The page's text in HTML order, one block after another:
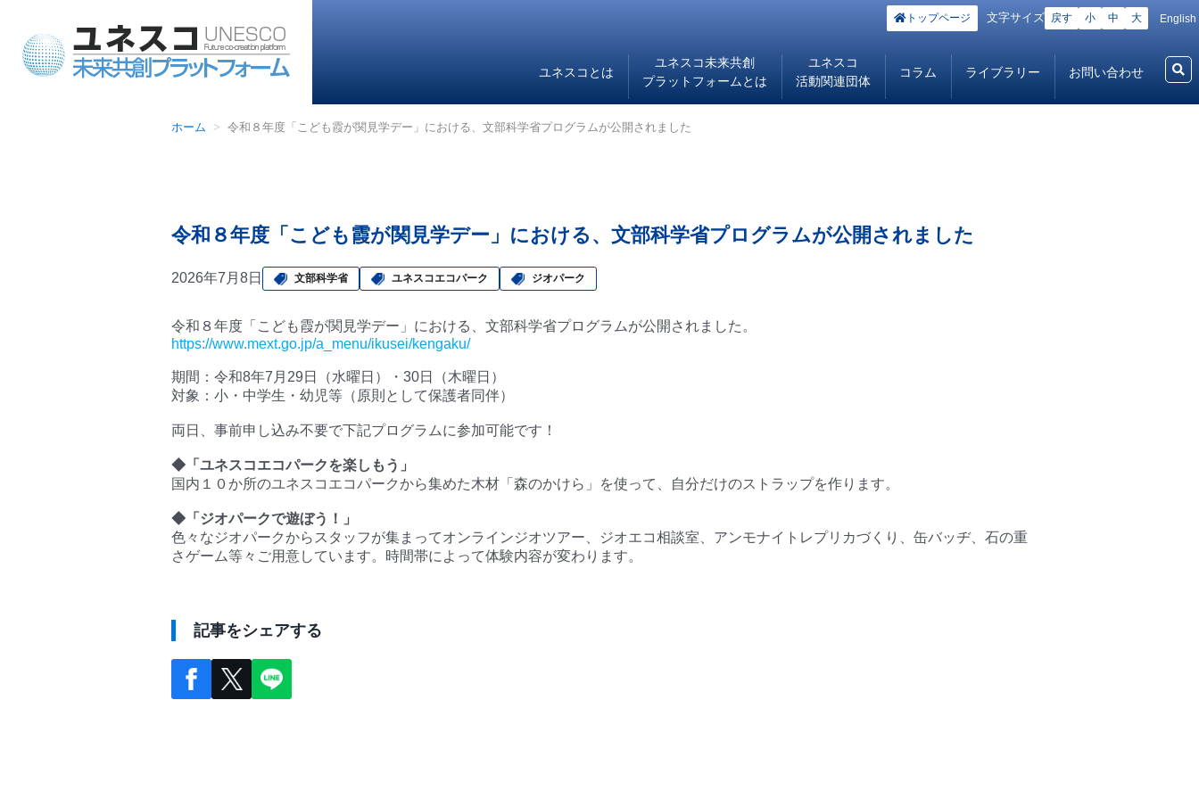
トップページ 文字サイズ 戻す 小 中 大 English
ユネスコとは
ユネスコ未来共創
プラットフォームとは
ユネスコ
活動関連団体
コラム ライブラリー お問い合わせ
ホーム 令和８年度「こども霞が関見学デー」における、文部科学省プログラムが公開されました
令和８年度「こども霞が関見学デー」における、文部科学省プログラムが公開されました
2026年7月8日 文部科学省 ユネスコエコパーク ジオパーク
令和８年度「こども霞が関見学デー」における、文部科学省プログラムが公開されました。
https://www.mext.go.jp/a_menu/ikusei/kengaku/
期間：令和8年7月29日（水曜日）・30日（木曜日）
対象：小・中学生・幼児等（原則として保護者同伴）
両日、事前申し込み不要で下記プログラムに参加可能です！
◆「ユネスコエコパークを楽しもう」
国内１０か所のユネスコエコパークから集めた木材「森のかけら」を使って、自分だけのストラップを作ります。
◆「ジオパークで遊ぼう！」
色々なジオパークからスタッフが集まってオンラインジオツアー、ジオエコ相談室、アンモナイトレプリカづくり、缶バッヂ、石の重
さゲーム等々ご用意しています。時間帯によって体験内容が変わります。
記事をシェアする